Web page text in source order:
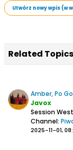
Utwórz nowy wpis (w
Related Topics
Amber, Po
Javox
Session
Channel:
2025-11-01,